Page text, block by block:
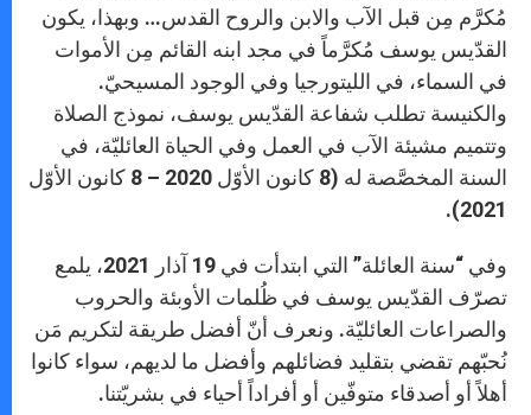
مُكرَّم مِن قبل الآب والابن والروح القدس… وبهذا، يكون
القدّيس يوسف مُكرَّماً في مجد ابنه القائم مِن الأموات
في السماء، في الليتورجيا وفي الوجود المسيحيّ.
والكنيسة تطلب شفاعة القدّيس يوسف، نموذج الصلاة
وتتميم مشيئة الآب في العمل وفي الحياة العائليّة، في
السنة المخصَّصة له (8 كانون الأوّل 2020 – 8 كانون الأوّل
2021).
وفي “سنة العائلة” التي ابتدأت في 19 آذار 2021، يلمع
تصرّف القدّيس يوسف في ظُلمات الأوبئة والحروب
والصراعات العائليّة. ونعرف أنّ أفضل طريقة لتكريم مَن
نُحبّهم تقضي بتقليد فضائلهم وأفضل ما لديهم، سواء كانوا
أهلاً أو أصدقاء متوفّين أو أفراداً أحياء في بشريّتنا.